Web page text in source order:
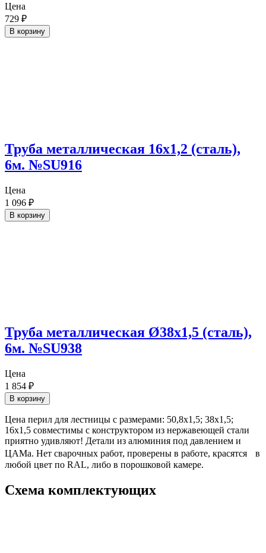
Цена
729 ₽
В корзину
Труба металлическая 16х1,2 (сталь),
6м. №SU916
Цена
1 096 ₽
В корзину
Труба металлическая Ø38х1,5 (сталь),
6м. №SU938
Цена
1 854 ₽
В корзину
Цена перил для лестницы с размерами: 50,8х1,5; 38х1,5;
16х1,5 совместимы с конструктором из нержавеющей стали
приятно удивляют! Детали из алюминия под давлением и
ЦАМа. Нет сварочных работ, проверены в работе, красятся в
любой цвет по RAL, либо в порошковой камере.
Схема комплектующих